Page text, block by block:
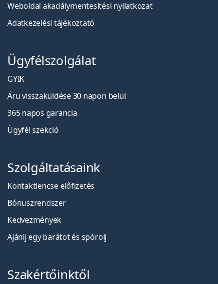
Weboldal akadálymentesítési nyilatkozat
Adatkezelési tájékoztató
Ügyfélszolgálat
GYIK
Áru visszaküldése 30 napon belül
365 napos garancia
Ügyfél szekció
Szolgáltatásaink
Kontaktlencse előfizetés
Bónuszrendszer
Kedvezmények
Ajánlj egy barátot és spórolj
Szakértőinktől